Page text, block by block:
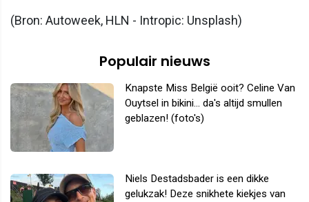
(Bron: Autoweek, HLN - Intropic: Unsplash)
Populair nieuws
Knapste Miss België ooit? Celine Van
Ouytsel in bikini... da's altijd smullen
geblazen! (foto's)
Niels Destadsbader is een dikke
gelukzak! Deze snikhete kiekjes van